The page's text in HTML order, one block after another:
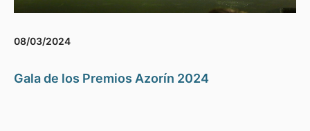
08/03/2024
Gala de los Premios Azorín 2024